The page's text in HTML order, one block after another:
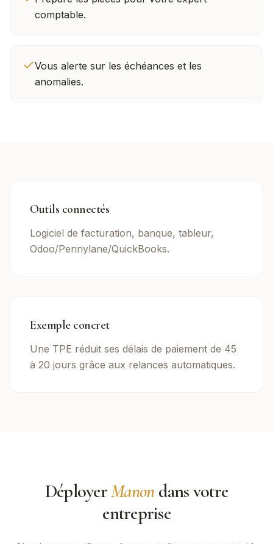
comptable.
Vous alerte sur les échéances et les
anomalies.
Outils connectés
Logiciel de facturation, banque, tableur,
Odoo/Pennylane/QuickBooks.
Exemple concret
Une TPE réduit ses délais de paiement de 45
à 20 jours grâce aux relances automatiques.
DéployerManondans votre
entreprise